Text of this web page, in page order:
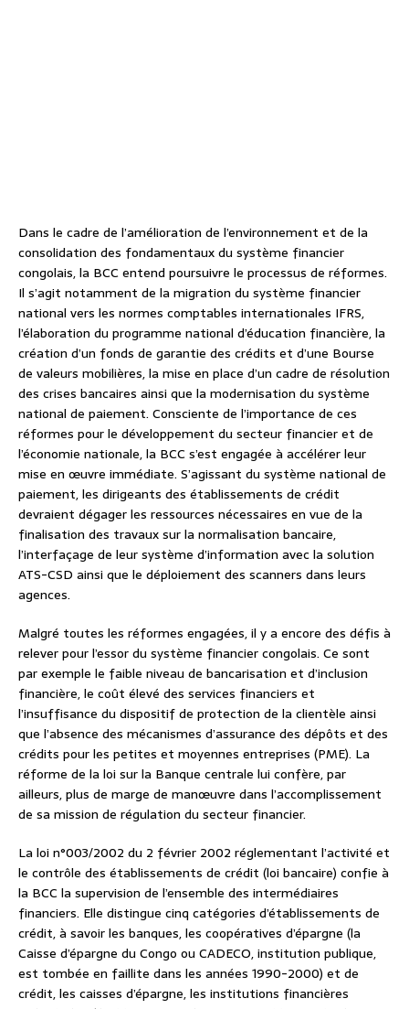
Dans le cadre de l’amélioration de l’environnement et de la
consolidation des fondamentaux du système financier
congolais, la BCC entend poursuivre le processus de réformes.
Il s’agit notamment de la migration du système financier
national vers les normes comptables internationales IFRS,
l’élaboration du programme national d’éducation financière, la
création d’un fonds de garantie des crédits et d’une Bourse
de valeurs mobilières, la mise en place d’un cadre de résolution
des crises bancaires ainsi que la modernisation du système
national de paiement. Consciente de l’importance de ces
réformes pour le développement du secteur financier et de
l’économie nationale, la BCC s’est engagée à accélérer leur
mise en œuvre immédiate. S’agissant du système national de
paiement, les dirigeants des établissements de crédit
devraient dégager les ressources nécessaires en vue de la
finalisation des travaux sur la normalisation bancaire,
l’interfaçage de leur système d’information avec la solution
ATS-CSD ainsi que le déploiement des scanners dans leurs
agences.
Malgré toutes les réformes engagées, il y a encore des défis à
relever pour l’essor du système financier congolais. Ce sont
par exemple le faible niveau de bancarisation et d’inclusion
financière, le coût élevé des services financiers et
l’insuffisance du dispositif de protection de la clientèle ainsi
que l’absence des mécanismes d’assurance des dépôts et des
crédits pour les petites et moyennes entreprises (PME). La
réforme de la loi sur la Banque centrale lui confère, par
ailleurs, plus de marge de manœuvre dans l’accomplissement
de sa mission de régulation du secteur financier.
La loi n°003/2002 du 2 février 2002 réglementant l’activité et
le contrôle des établissements de crédit (loi bancaire) confie à
la BCC la supervision de l’ensemble des intermédiaires
financiers. Elle distingue cinq catégories d’établissements de
crédit, à savoir les banques, les coopératives d’épargne (la
Caisse d’épargne du Congo ou CADECO, institution publique,
est tombée en faillite dans les années 1990-2000) et de
crédit, les caisses d’épargne, les institutions financières